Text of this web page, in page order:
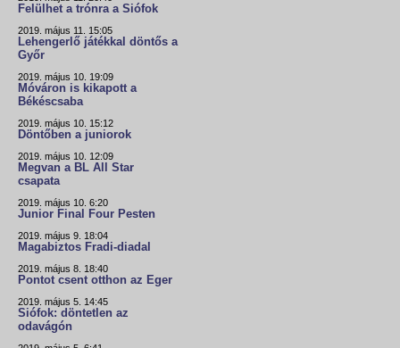
Felülhet a trónra a Siófok
2019. május 11. 15:05
Lehengerlő játékkal döntős a
Győr
2019. május 10. 19:09
Móváron is kikapott a
Békéscsaba
2019. május 10. 15:12
Döntőben a juniorok
2019. május 10. 12:09
Megvan a BL All Star
csapata
2019. május 10. 6:20
Junior Final Four Pesten
2019. május 9. 18:04
Magabiztos Fradi-diadal
2019. május 8. 18:40
Pontot csent otthon az Eger
2019. május 5. 14:45
Siófok: döntetlen az
odavágón